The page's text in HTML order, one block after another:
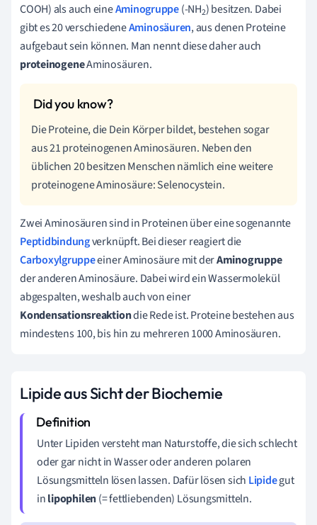
COOH) als auch eineAminogruppe(-NH2) besitzen. Dabei
gibt es 20 verschiedeneAminosäuren, aus denen Proteine
aufgebaut sein können. Man nennt diese daher auch
proteinogeneAminosäuren.
Die Proteine, die Dein Körper bildet, bestehen sogar
aus 21 proteinogenen Aminosäuren. Neben den
üblichen 20 besitzen Menschen nämlich eine weitere
proteinogene Aminosäure: Selenocystein.
Zwei Aminosäuren sind in Proteinen über eine sogenannte
Peptidbindungverknüpft. Bei dieser reagiert die
Carboxylgruppeeiner Aminosäure mit derAminogruppe
der anderen Aminosäure. Dabei wird ein Wassermolekül
abgespalten, weshalb auch von einer
Kondensationsreaktiondie Rede ist. Proteine bestehen aus
mindestens 100, bis hin zu mehreren 1000 Aminosäuren.
Lipide aus Sicht der Biochemie
Unter Lipiden versteht man Naturstoffe, die sich schlecht
oder gar nicht in Wasser oder anderen polaren
Lösungsmitteln lösen lassen. Dafür lösen sich Lipidegut
inlipophilen(= fettliebenden) Lösungsmitteln.